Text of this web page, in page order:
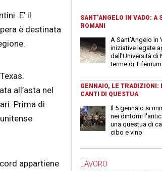
E’ il
è destinata
all’asta nel
Prima di
appartiene
SANT’ANGELO IN VADO: A
ROMANI
A Sant’Angelo
iniziative legate
dall’Università di
terme di
GENNAIO, LE TRADIZIONI:
CANTI DI QUESTUA
Il 5 gennaio si
nei dintorni
una questua di
cibo e vino
LAVORO